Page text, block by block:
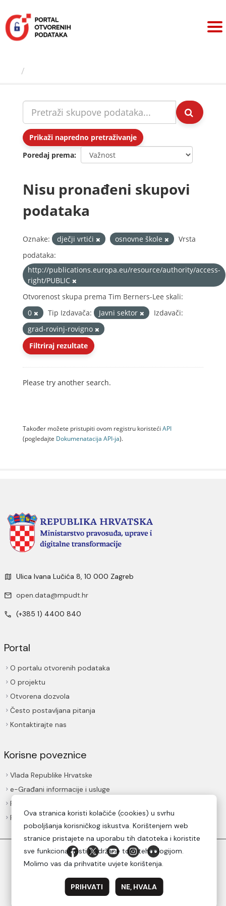
sadržaj
Prikaži napredno pretraživanje
Poredaj prema
Nisu pronađeni skupovi
podataka
Oznake: dječji vrtići osnovne škole
Vrsta
podataka:
http://publications.europa.eu/resource/authority/access-
right/PUBLIC
Otvorenost skupa prema Tim Berners-Lee skali:
0
Tip Izdavača: Javni sektor
Izdavači:
grad-rovinj-rovigno
Filtriraj rezultate
Please try another search.
Također možete pristupiti ovom registru koristeći API
(pogledajte Dokumenаtаcijа API-jа).